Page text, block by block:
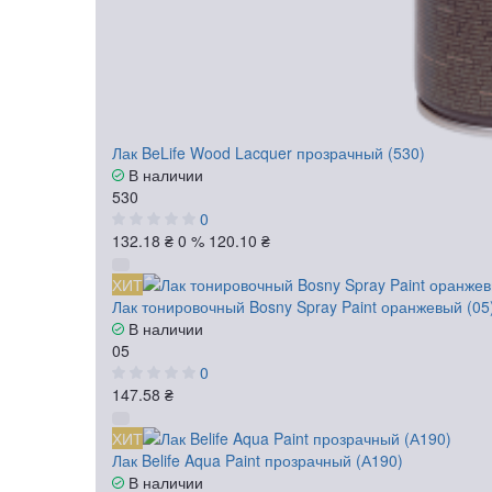
Лак BeLife Wood Lacquer прозрачный (530)
В наличии
530
0
132.18 ₴ 0 % 120.10 ₴
ХИТ
Лак тонировочный Bosny Spray Paint оранжевый
В наличии
05
0
147.58 ₴
ХИТ
Лак Belife Aqua Paint прозрачный (А190)
В наличии